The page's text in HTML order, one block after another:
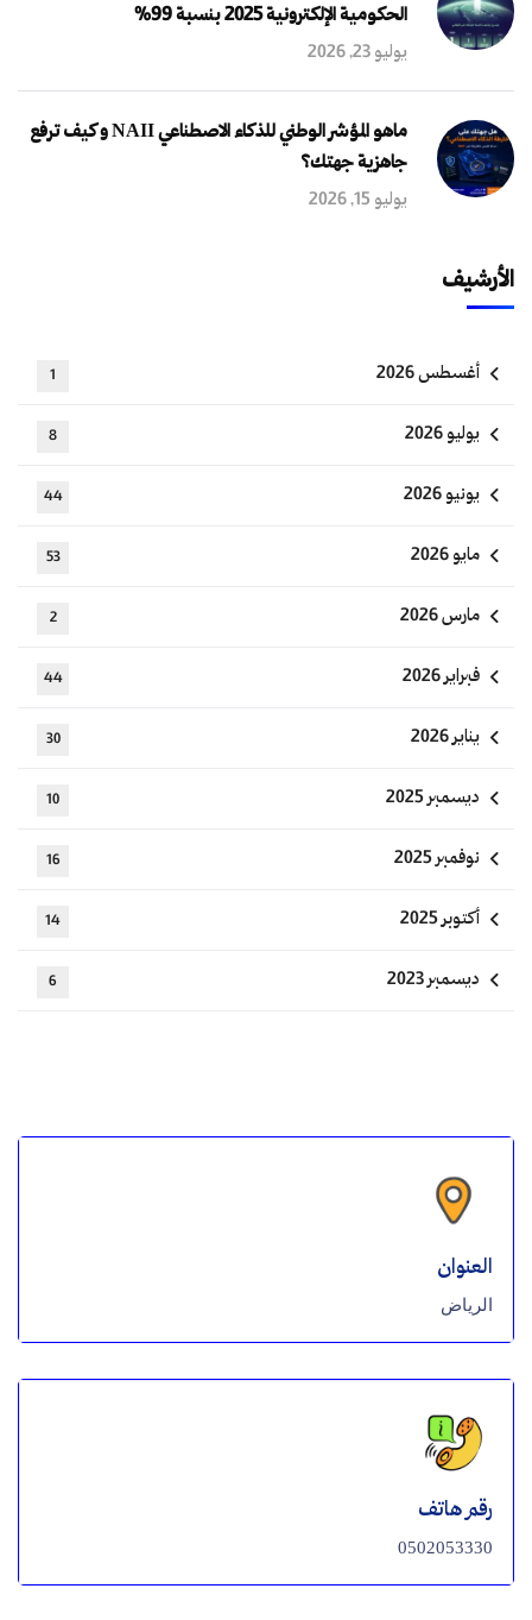
الحكومية الإلكترونية 2025 بنسبة 99%
يوليو 23, 2026
ماهو المؤشر الوطني للذكاء الاصطناعي NAII و كيف ترفع
جاهزية جهتك؟
يوليو 15, 2026
الأرشيف
أغسطس 2026 1
يوليو 2026 8
يونيو 2026 44
مايو 2026 53
مارس 2026 2
فبراير 2026 44
يناير 2026 30
ديسمبر 2025 10
نوفمبر 2025 16
أكتوبر 2025 14
ديسمبر 2023 6
العنوان
الرياض
رقم هاتف
0502053330